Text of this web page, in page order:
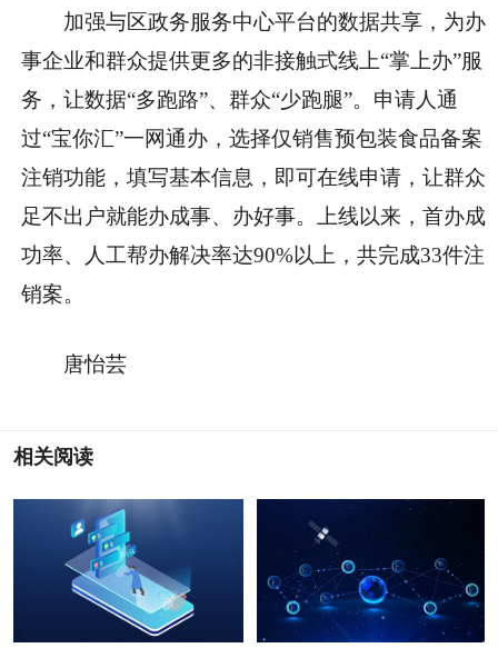
加强与区政务服务中心平台的数据共享，为办
事企业和群众提供更多的非接触式线上“掌上办”服
务，让数据“多跑路”、群众“少跑腿”。申请人通
过“宝你汇”一网通办，选择仅销售预包装食品备案
注销功能，填写基本信息，即可在线申请，让群众
足不出户就能办成事、办好事。上线以来，首办成
功率、人工帮办解决率达90%以上，共完成33件注
销案。
唐怡芸
相关阅读